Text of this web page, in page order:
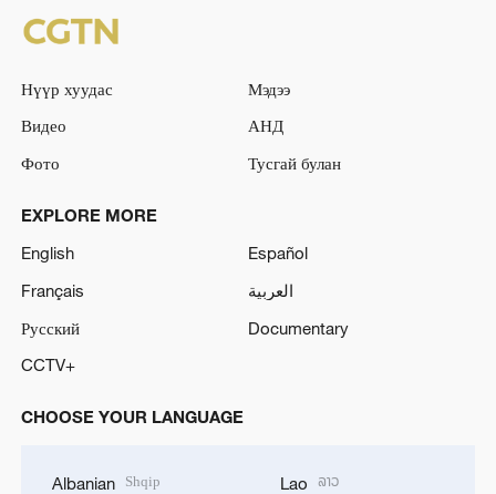
Нүүр хуудас
Мэдээ
Видео
АНД
Фото
Тусгай булан
EXPLORE MORE
English
Español
Français
العربية
Русский
Documentary
CCTV+
CHOOSE YOUR LANGUAGE
Albanian Shqip Lao ລາວ